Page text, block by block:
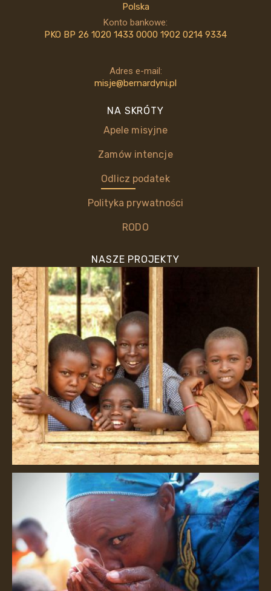
Polska
Konto bankowe:
PKO BP 26 1020 1433 0000 1902 0214 9334
Adres e-mail:
misje@bernardyni.pl
NA SKRÓTY
Apele misyjne
Zamów intencje
Odlicz podatek
Polityka prywatności
RODO
NASZE PROJEKTY